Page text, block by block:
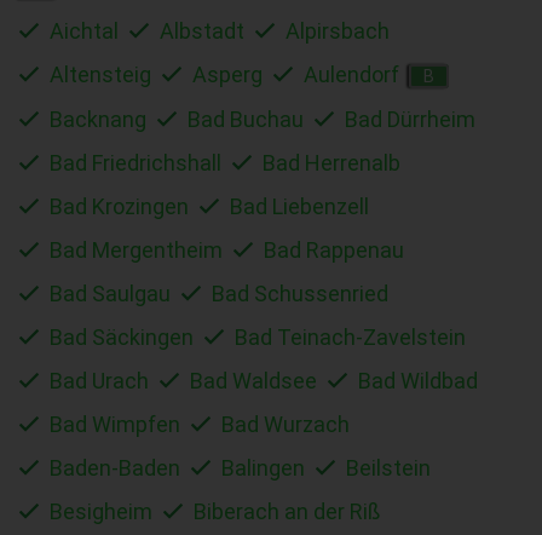
Aichtal
Albstadt
Alpirsbach
Altensteig
Asperg Aulendorf B
Backnang Bad Buchau
Bad Dürrheim
Bad Friedrichshall
Bad Herrenalb
Bad Krozingen
Bad Liebenzell
Bad Mergentheim
Bad Rappenau
Bad Saulgau
Bad Schussenried
Bad Säckingen
Bad Teinach-Zavelstein
Bad Urach
Bad Waldsee
Bad Wildbad
Bad Wimpfen
Bad Wurzach
Baden-Baden
Balingen
Beilstein
Besigheim
Biberach an der Riß